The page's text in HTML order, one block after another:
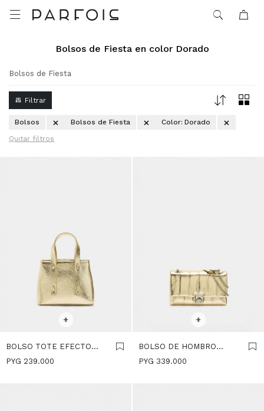

Bolsos de Fiesta en color Dorado
Bolsos de Fiesta
Bolsos Bolsos de Fiesta Color: Dorado
Quitar filtros
+
BOLSO TOTE EFECTO
CRAQUELADO - DORADO
PYG 239.000
+
BOLSO DE HOMBRO
ACOLCHADO - DORADO
PYG 339.000